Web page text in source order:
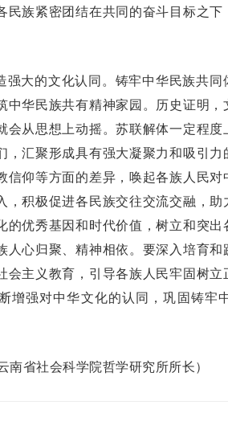
民族紧密团结在共同的奋斗目标之
强大的文化认同。铸牢中华民族共
中华民族共有精神家园。历史证明
会从思想上动摇。苏联解体一定程
，汇聚形成具有强大凝聚力和吸引
信仰等方面的差异，唤起各族人民
，积极促进各民族交往交流交融，
的优秀基因和时代价值，树立和突
人心归聚、精神相依。要深入培育
会主义教育，引导各族人民牢固树立
增强对中华文化的认同，巩固铸牢
南省社会科学院哲学研究所所长）